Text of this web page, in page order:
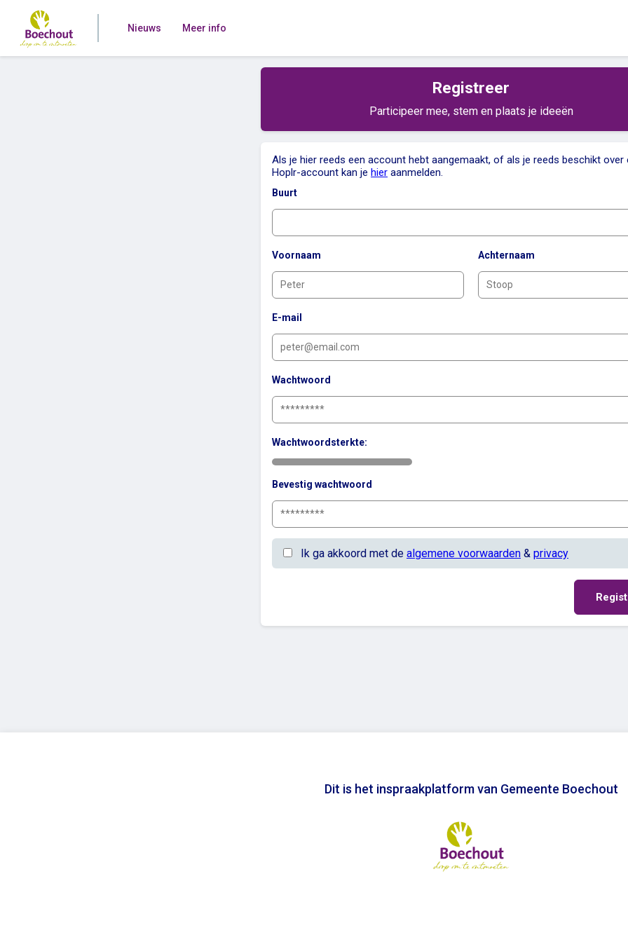
Nieuws Meer info
Registreer
Participeer mee, stem en plaats je ideeën
Als je hier reeds een account hebt aangemaakt, of als je reeds beschikt over
Hoplr-account kan je hier aanmelden.
Buurt
Voornaam Achternaam
E-mail
Wachtwoord
Wachtwoordsterkte:
Bevestig wachtwoord
Ik ga akkoord met de algemene voorwaarden & privacy
Dit is het inspraakplatform van Gemeente Boechout